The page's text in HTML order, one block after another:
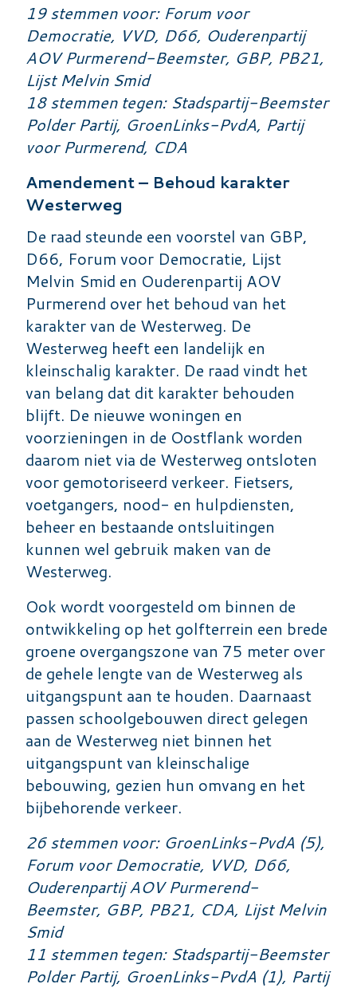
19 stemmen voor: Forum voor
Democratie, VVD, D66, Ouderenpartij
AOV Purmerend-Beemster, GBP, PB21,
Lijst Melvin Smid
18 stemmen tegen: Stadspartij-Beemster
Polder Partij, GroenLinks-PvdA, Partij
voor Purmerend, CDA
Amendement – Behoud karakter
Westerweg
De raad steunde een voorstel van GBP,
D66, Forum voor Democratie, Lijst
Melvin Smid en Ouderenpartij AOV
Purmerend over het behoud van het
karakter van de Westerweg. De
Westerweg heeft een landelijk en
kleinschalig karakter. De raad vindt het
van belang dat dit karakter behouden
blijft. De nieuwe woningen en
voorzieningen in de Oostflank worden
daarom niet via de Westerweg ontsloten
voor gemotoriseerd verkeer. Fietsers,
voetgangers, nood- en hulpdiensten,
beheer en bestaande ontsluitingen
kunnen wel gebruik maken van de
Westerweg.
Ook wordt voorgesteld om binnen de
ontwikkeling op het golfterrein een brede
groene overgangszone van 75 meter over
de gehele lengte van de Westerweg als
uitgangspunt aan te houden. Daarnaast
passen schoolgebouwen direct gelegen
aan de Westerweg niet binnen het
uitgangspunt van kleinschalige
bebouwing, gezien hun omvang en het
bijbehorende verkeer.
26 stemmen voor: GroenLinks-PvdA (5),
Forum voor Democratie, VVD, D66,
Ouderenpartij AOV Purmerend-
Beemster, GBP, PB21, CDA, Lijst Melvin
Smid
11 stemmen tegen: Stadspartij-Beemster
Polder Partij, GroenLinks-PvdA (1), Partij